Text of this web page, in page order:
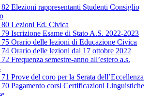
Elezioni rappresentanti Studenti Consiglio
Lezioni Ed. Civica
Iscrizione Esame di Stato A.S. 2022-2023
Orario delle lezioni di Educazione Civica
Orario delle lezioni dal 17 ottobre 2022
Frequenza semestre-anno all’estero a.s.
Prove del coro per la Serata dell’Eccellenza
Pagamento corsi Certificazioni Linguistiche